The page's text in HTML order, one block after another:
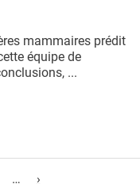
mammaires prédit
équipe de
...
… ›